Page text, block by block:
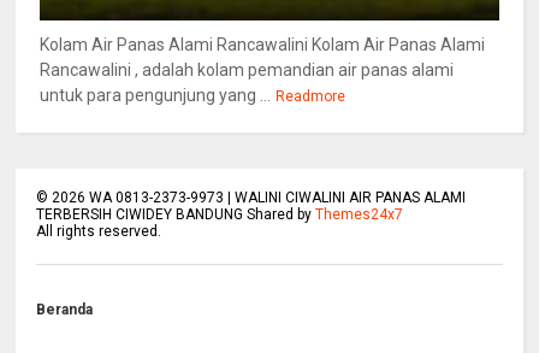
Kolam Air Panas Alami Rancawalini Kolam Air Panas Alami
Rancawalini , adalah kolam pemandian air panas alami
untuk para pengunjung yang ...
Readmore
© 2026 WA 0813-2373-9973 | WALINI CIWALINI AIR PANAS ALAMI
TERBERSIH CIWIDEY BANDUNG Shared byThemes24x7
All rights reserved.
Beranda